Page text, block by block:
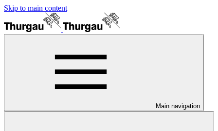
Skip to main content
Main navigation